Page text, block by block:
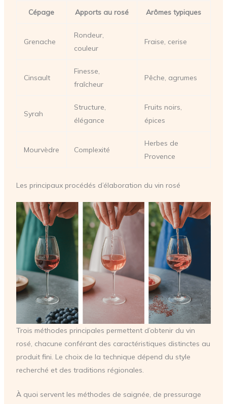
Cépage Apports au rosé Arômes typiques
Grenache
Rondeur,
couleur
Fraise, cerise
Cinsault
Finesse,
fraîcheur
Pêche, agrumes
Syrah
Structure,
élégance
Fruits noirs,
épices
Mourvèdre Complexité
Herbes de
Provence
Les principaux procédés d’élaboration du vin rosé
Trois méthodes principales permettent d’obtenir du vin
rosé, chacune conférant des caractéristiques distinctes au
produit fini. Le choix de la technique dépend du style
recherché et des traditions régionales.
À quoi servent les méthodes de saignée, de pressurage